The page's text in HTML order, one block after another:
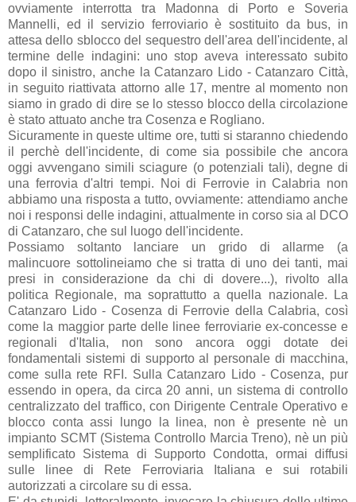
ovviamente interrotta tra Madonna di Porto e Soveria
Mannelli, ed il servizio ferroviario è sostituito da bus, in
attesa dello sblocco del sequestro dell'area dell'incidente, al
termine delle indagini: uno stop aveva interessato subito
dopo il sinistro, anche la Catanzaro Lido - Catanzaro Città,
in seguito riattivata attorno alle 17, mentre al momento non
siamo in grado di dire se lo stesso blocco della circolazione
è stato attuato anche tra Cosenza e Rogliano.
Sicuramente in queste ultime ore, tutti si staranno chiedendo
il perchè dell'incidente, di come sia possibile che ancora
oggi avvengano simili sciagure (o potenziali tali), degne di
una ferrovia d'altri tempi. Noi di Ferrovie in Calabria non
abbiamo una risposta a tutto, ovviamente: attendiamo anche
noi i responsi delle indagini, attualmente in corso sia al DCO
di Catanzaro, che sul luogo dell'incidente.
Possiamo soltanto lanciare un grido di allarme (a
malincuore sottolineiamo che si tratta di uno dei tanti, mai
presi in considerazione da chi di dovere...), rivolto alla
politica Regionale, ma soprattutto a quella nazionale. La
Catanzaro Lido - Cosenza di Ferrovie della Calabria, così
come la maggior parte delle linee ferroviarie ex-concesse e
regionali d'Italia, non sono ancora oggi dotate dei
fondamentali sistemi di supporto al personale di macchina,
come sulla rete RFI. Sulla Catanzaro Lido - Cosenza, pur
essendo in opera, da circa 20 anni, un sistema di controllo
centralizzato del traffico, con Dirigente Centrale Operativo e
blocco conta assi lungo la linea, non è presente nè un
impianto SCMT (Sistema Controllo Marcia Treno), nè un più
semplificato Sistema di Supporto Condotta, ormai diffusi
sulle linee di Rete Ferroviaria Italiana e sui rotabili
autorizzati a circolare su di essa.